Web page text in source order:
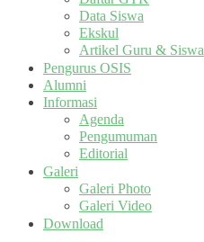
Data Siswa
Ekskul
Artikel Guru & Siswa
Pengurus OSIS
Alumni
Informasi
Agenda
Pengumuman
Editorial
Galeri
Galeri Photo
Galeri Video
Download